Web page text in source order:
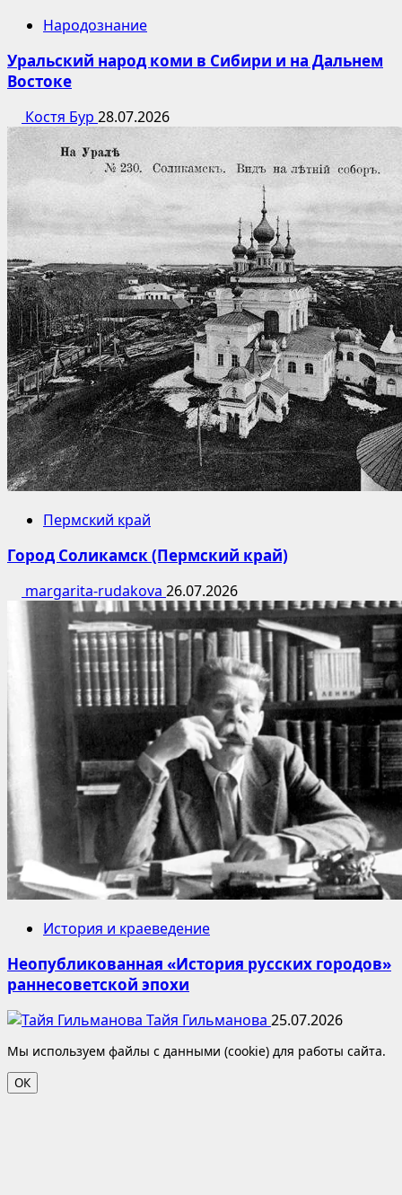
Народознание
Уральский народ коми в Сибири и на Дальнем
Востоке
Костя Бур 28.07.2026
Пермский край
Город Соликамск (Пермский край)
margarita-rudakova 26.07.2026
История и краеведение
Неопубликованная «История русских городов»
раннесоветской эпохи
Тайя Гильманова 25.07.2026
Мы используем файлы с данными (cookie) для работы сайта.
ОК